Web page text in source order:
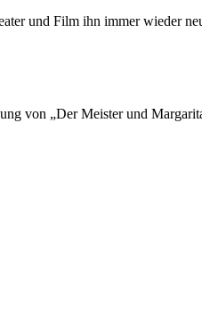
und Film ihn immer wieder
von „Der Meister und